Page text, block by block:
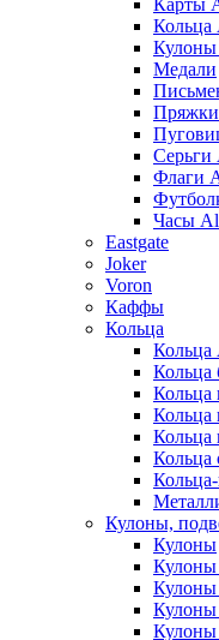
Карты
Кольца
Медали
Серьги
Флаги
Часы
Eastgate
Joker
Voron
Каффы
Кольца
Кольца
Кольца
Кольца
Кольца
Кольца
Кулоны,
Кулоны
Кулоны
Кулоны
Кулоны